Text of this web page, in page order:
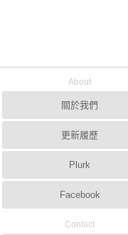
About
關於我們
更新履歷
Plurk
Facebook
Contact